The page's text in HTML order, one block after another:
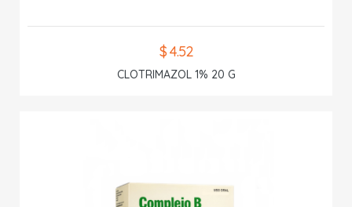
$ 4.52
CLOTRIMAZOL 1% 20 G